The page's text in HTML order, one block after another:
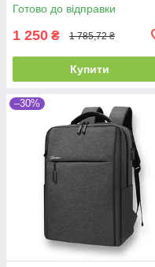
Готово до відправки
1 250 ₴ 1 785,72 ₴
Купити
–30%